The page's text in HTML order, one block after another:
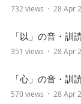
732 views 28 Apr
「以」の音・訓
351 views 28 Apr
「心」の音・訓
570 views 28 Apr